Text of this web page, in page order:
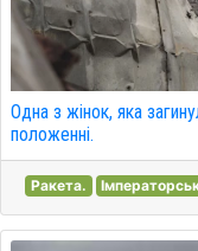
Одна з жінок, яка
положенні.
Ракета.